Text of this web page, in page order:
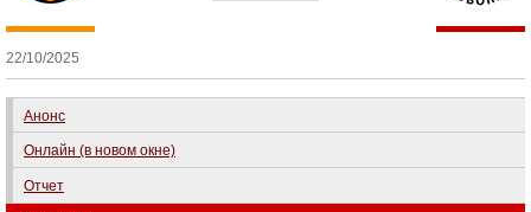
22/10/2025
Анонс
Онлайн (в новом окне)
Отчет